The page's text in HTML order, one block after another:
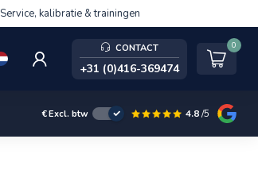
Service, kalibratie & trainingen
CONTACT
+31 (0)416-369474
0
€Excl. btw 4.8/5